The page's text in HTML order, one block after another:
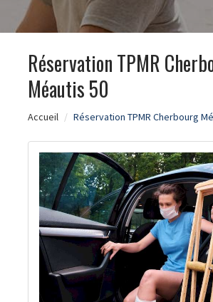
Réservation TPMR
Méautis 50
Accueil Réservation TPMR Cherbourg